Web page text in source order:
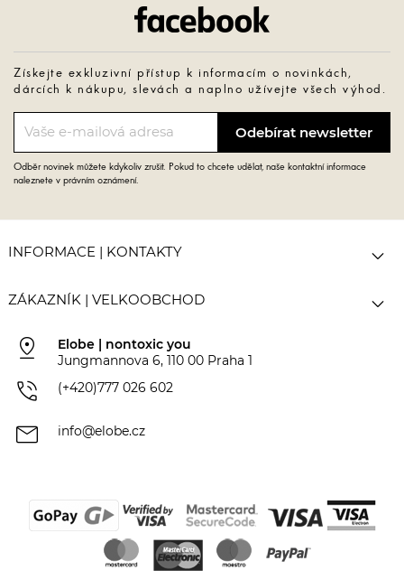
Získejte exkluzivní přístup k informacím o novinkách,
dárcích k nákupu, slevách a naplno užívejte všech výhod.
Odběr novinek můžete kdykoliv zrušit. Pokud to chcete udělat, naše kontaktní informace
naleznete v právním oznámení.
INFORMACE | KONTAKTY 
ZÁKAZNÍK | VELKOOBCHOD 
pin_drop
Elobe | nontoxic you
Jungmannova 6, 110 00 Praha 1
phone_in_talk (+420)777 026 602
mail info@elobe.cz